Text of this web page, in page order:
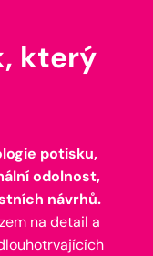
který
potisku,
odolnost,
návrhů.
na detail a